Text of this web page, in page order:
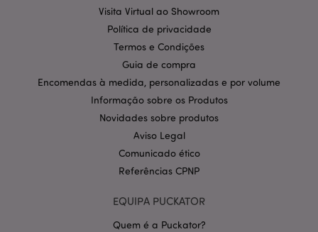
Visita Virtual ao Showroom
Política de privacidade
Termos e Condições
Guia de compra
Encomendas à medida, personalizadas e por volume
Informação sobre os Produtos
Novidades sobre produtos
Aviso Legal
Comunicado ético
Referências CPNP
EQUIPA PUCKATOR
Quem é a Puckator?
estritamente necessários.
CookieScriptConsent
.puckator.pt
mage-cache-storage-section-